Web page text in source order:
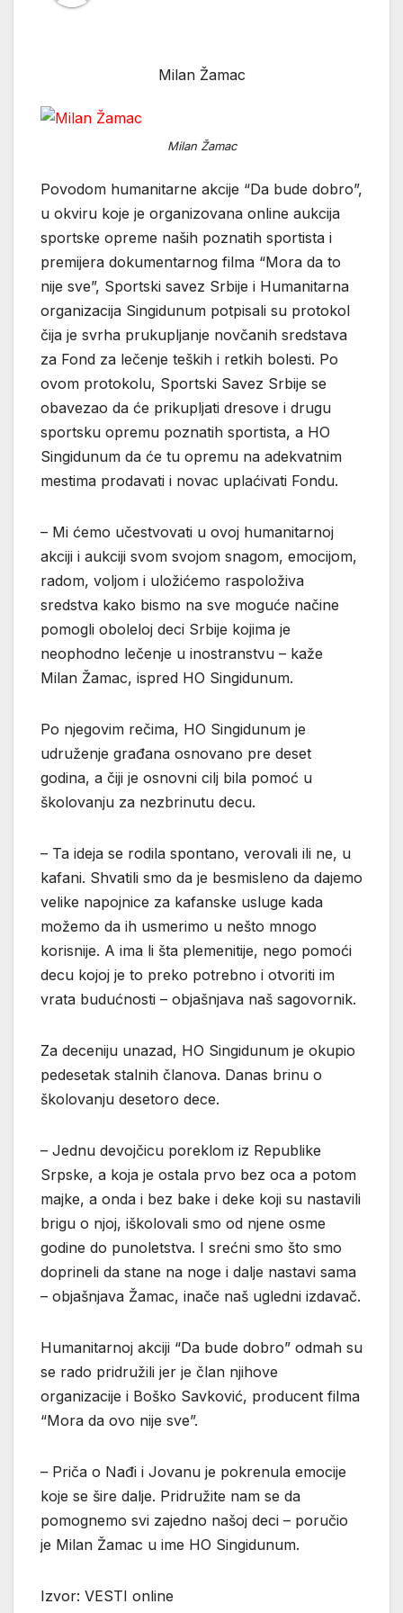
Milan Žamac
Milan Žamac
Povodom humanitarne akcije “Da bude dobro”,
u okviru koje je organizovana online aukcija
sportske opreme naših poznatih sportista i
premijera dokumentarnog filma “Mora da to
nije sve”, Sportski savez Srbije i Humanitarna
organizacija Singidunum potpisali su protokol
čija je svrha prukupljanje novčanih sredstava
za Fond za lečenje teških i retkih bolesti. Po
ovom protokolu, Sportski Savez Srbije se
obavezao da će prikupljati dresove i drugu
sportsku opremu poznatih sportista, a HO
Singidunum da će tu opremu na adekvatnim
mestima prodavati i novac uplaćivati Fondu.
– Mi ćemo učestvovati u ovoj humanitarnoj
akciji i aukciji svom svojom snagom, emocijom,
radom, voljom i uložićemo raspoloživa
sredstva kako bismo na sve moguće načine
pomogli oboleloj deci Srbije kojima je
neophodno lečenje u inostranstvu – kaže
Milan Žamac, ispred HO Singidunum.
Po njegovim rečima, HO Singidunum je
udruženje građana osnovano pre deset
godina, a čiji je osnovni cilj bila pomoć u
školovanju za nezbrinutu decu.
– Ta ideja se rodila spontano, verovali ili ne, u
kafani. Shvatili smo da je besmisleno da dajemo
velike napojnice za kafanske usluge kada
možemo da ih usmerimo u nešto mnogo
korisnije. A ima li šta plemenitije, nego pomoći
decu kojoj je to preko potrebno i otvoriti im
vrata budućnosti – objašnjava naš sagovornik.
Za deceniju unazad, HO Singidunum je okupio
pedesetak stalnih članova. Danas brinu o
školovanju desetoro dece.
– Jednu devojčicu poreklom iz Republike
Srpske, a koja je ostala prvo bez oca a potom
majke, a onda i bez bake i deke koji su nastavili
brigu o njoj, iškolovali smo od njene osme
godine do punoletstva. I srećni smo što smo
doprineli da stane na noge i dalje nastavi sama
– objašnjava Žamac, inače naš ugledni izdavač.
Humanitarnoj akciji “Da bude dobro” odmah su
se rado pridružili jer je član njihove
organizacije i Boško Savković, producent filma
“Mora da ovo nije sve”.
– Priča o Nađi i Jovanu je pokrenula emocije
koje se šire dalje. Pridružite nam se da
pomognemo svi zajedno našoj deci – poručio
je Milan Žamac u ime HO Singidunum.
Izvor: VESTI online